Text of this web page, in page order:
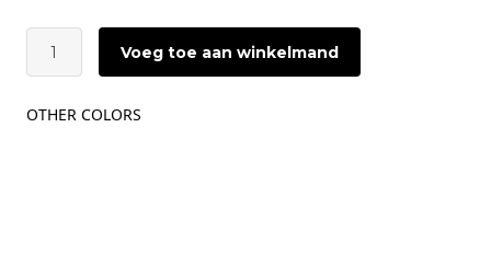
A
T-
Voeg toe aan winkelmand
OTHER COLORS